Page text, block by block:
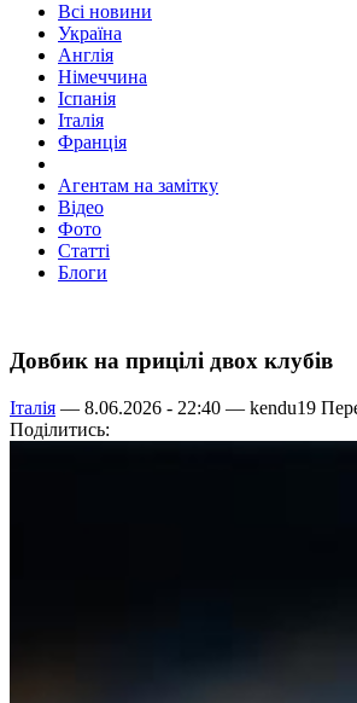
Всі новини
Україна
Англія
Німеччина
Іспанія
Італія
Франція
Агентам на замітку
Відео
Фото
Статті
Блоги
Довбик на прицілі двох клубів
Італія — 8.06.2026 - 22:40 — kendu19
Поділитись: